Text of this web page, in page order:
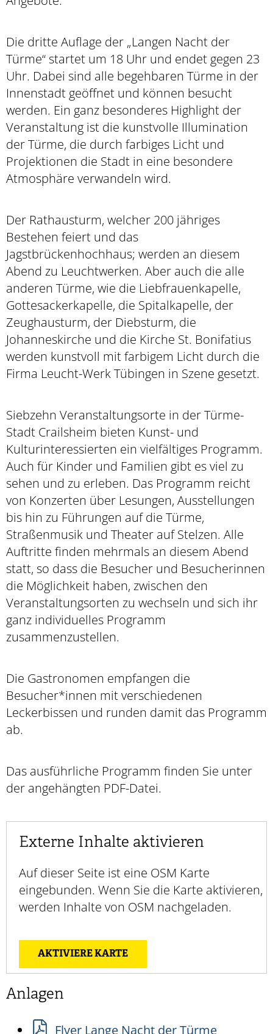
Die dritte Auflage der „Langen Nacht der
Türme“ startet um 18 Uhr und endet gegen 23
Uhr. Dabei sind alle begehbaren Türme in der
Innenstadt geöffnet und können besucht
werden. Ein ganz besonderes Highlight der
Veranstaltung ist die kunstvolle Illumination
der Türme, die durch farbiges Licht und
Projektionen die Stadt in eine besondere
Atmosphäre verwandeln wird.
Der Rathausturm, welcher 200 jähriges
Bestehen feiert und das
Jagstbrückenhochhaus; werden an diesem
Abend zu Leuchtwerken. Aber auch die alle
anderen Türme, wie die Liebfrauenkapelle,
Gottesackerkapelle, die Spitalkapelle, der
Zeughausturm, der Diebsturm, die
Johanneskirche und die Kirche St. Bonifatius
werden kunstvoll mit farbigem Licht durch die
Firma Leucht-Werk Tübingen in Szene gesetzt.
Siebzehn Veranstaltungsorte in der Türme-
Stadt Crailsheim bieten Kunst- und
Kulturinteressierten ein vielfältiges Programm.
Auch für Kinder und Familien gibt es viel zu
sehen und zu erleben. Das Programm reicht
von Konzerten über Lesungen, Ausstellungen
bis hin zu Führungen auf die Türme,
Straßenmusik und Theater auf Stelzen. Alle
Auftritte finden mehrmals an diesem Abend
statt, so dass die Besucher und Besucherinnen
die Möglichkeit haben, zwischen den
Veranstaltungsorten zu wechseln und sich ihr
ganz individuelles Programm
zusammenzustellen.
Die Gastronomen empfangen die
Besucher*innen mit verschiedenen
Leckerbissen und runden damit das Programm
ab.
Das ausführliche Programm finden Sie unter
der angehängten PDF-Datei.
Externe Inhalte aktivieren
Auf dieser Seite ist eine OSM Karte
eingebunden. Wenn Sie die Karte aktivieren,
werden Inhalte von OSM nachgeladen.
AKTIVIERE KARTE
Anlagen
Flyer Lange Nacht der Türme